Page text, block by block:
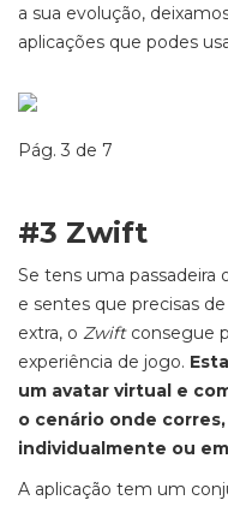
a sua evolução,
aplicações que podes
Pág. 3 de 7
#3 Zwift
Se tens uma passadeira
e sentes que precisas
extra, o Zwiftconsegue
experiência de jogo.
um avatar virtual e
o cenário onde
individualmente ou
A aplicação tem um